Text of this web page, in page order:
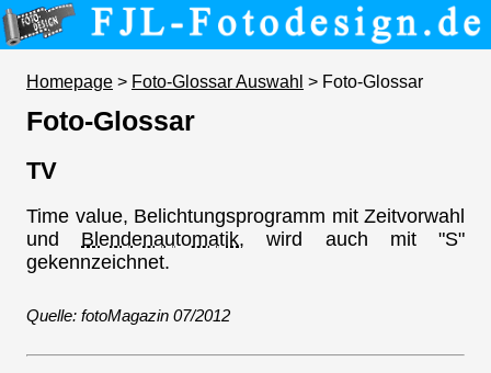
Homepage > Foto-Glossar Auswahl > Foto-Glossar
Foto-Glossar
TV
Time value, Belichtungsprogramm mit Zeitvorwahl
und Blendenautomatik, wird auch mit "S"
gekennzeichnet.
Quelle: fotoMagazin 07/2012